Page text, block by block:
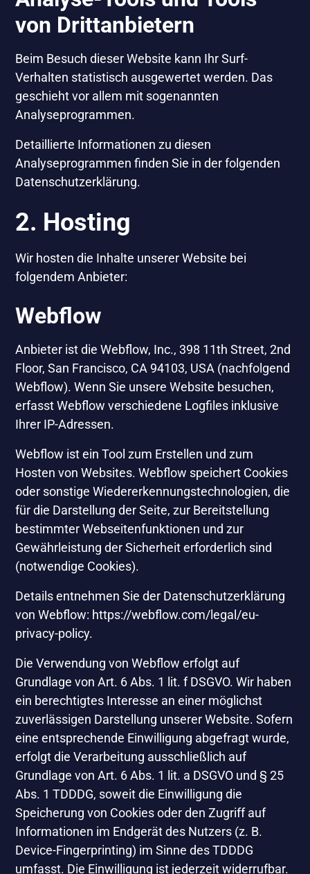
von Dritt­anbietern
Beim Besuch dieser Website kann Ihr Surf-
Verhalten statistisch ausgewertet werden. Das
geschieht vor allem mit sogenannten
Analyseprogrammen.
Detaillierte Informationen zu diesen
Analyseprogrammen finden Sie in der folgenden
Datenschutzerklärung.
2. Hosting
Wir hosten die Inhalte unserer Website bei
folgendem Anbieter:
Webflow
Anbieter ist die Webflow, Inc., 398 11th Street, 2nd
Floor, San Francisco, CA 94103, USA (nachfolgend
Webflow). Wenn Sie unsere Website besuchen,
erfasst Webflow verschiedene Logfiles inklusive
Ihrer IP-Adressen.
Webflow ist ein Tool zum Erstellen und zum
Hosten von Websites. Webflow speichert Cookies
oder sonstige Wiedererkennungstechnologien, die
für die Darstellung der Seite, zur Bereitstellung
bestimmter Webseitenfunktionen und zur
Gewährleistung der Sicherheit erforderlich sind
(notwendige Cookies).
Details entnehmen Sie der Datenschutzerklärung
von Webflow: https://webflow.com/legal/eu-
privacy-policy.
Die Verwendung von Webflow erfolgt auf
Grundlage von Art. 6 Abs. 1 lit. f DSGVO. Wir haben
ein berechtigtes Interesse an einer möglichst
zuverlässigen Darstellung unserer Website. Sofern
eine entsprechende Einwilligung abgefragt wurde,
erfolgt die Verarbeitung ausschließlich auf
Grundlage von Art. 6 Abs. 1 lit. a DSGVO und § 25
Abs. 1 TDDDG, soweit die Einwilligung die
Speicherung von Cookies oder den Zugriff auf
Informationen im Endgerät des Nutzers (z. B.
Device-Fingerprinting) im Sinne des TDDDG
umfasst. Die Einwilligung ist jederzeit widerrufbar.